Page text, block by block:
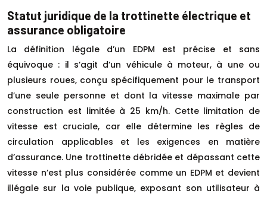
Statut juridique de la trottinette électrique et
assurance obligatoire
La définition légale d’un EDPM est précise et sans
équivoque : il s’agit d’un véhicule à moteur, à une ou
plusieurs roues, conçu spécifiquement pour le transport
d’une seule personne et dont la vitesse maximale par
construction est limitée à 25 km/h. Cette limitation de
vitesse est cruciale, car elle détermine les règles de
circulation applicables et les exigences en matière
d’assurance. Une trottinette débridée et dépassant cette
vitesse n’est plus considérée comme un EDPM et devient
illégale sur la voie publique, exposant son utilisateur à